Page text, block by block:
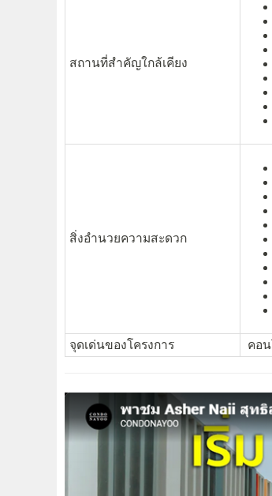
สถานที่สำคัญใกล้เคียง
สิ่งอำนวยความสะดวก
จุดเด่นของโครงการ คอ